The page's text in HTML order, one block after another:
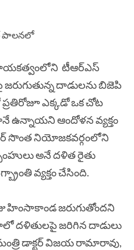
టీఆర్ఎస్
దాడులను బిజెపి
ప్రతిరోజూ ఎక్కడో ఒక చోట
ఉన్నాయని ఆందోళన వ్యక్తం
సొంత నియోజకవర్గంలోని
అనే దళిత రైతు
వ్యక్తం చేసింది.
హింసాకాండ జరుగుతోందని
దళితులపై జరిగిన దాడులు
డాక్టర్ విజయ రామారావు,